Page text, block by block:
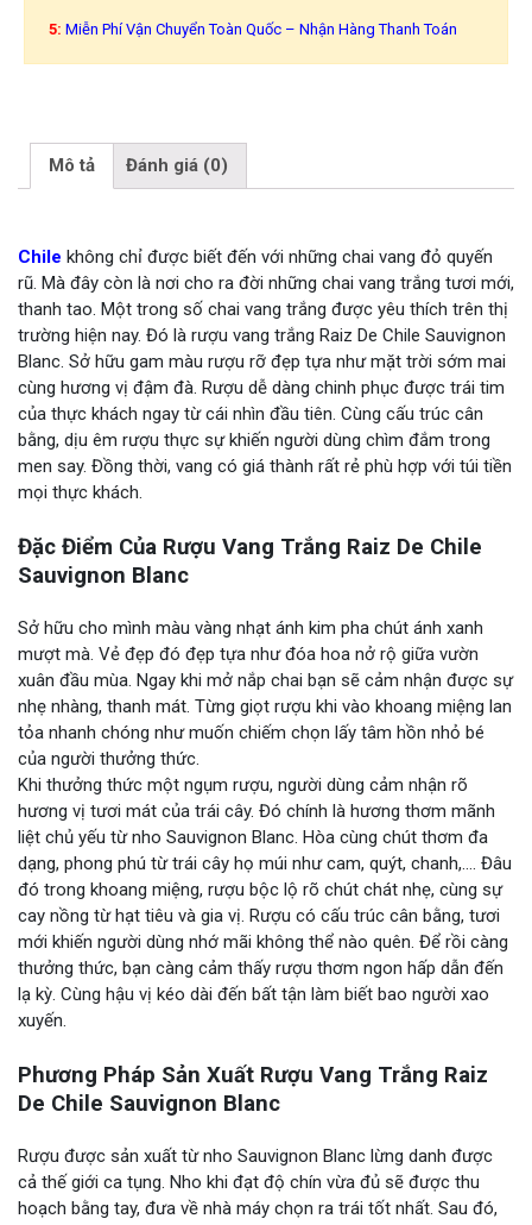
5: Miễn Phí Vận Chuyển Toàn Quốc – Nhận Hàng Thanh Toán
Mô tả Đánh giá (0)
Chile không chỉ được biết đến với những chai vang đỏ quyến
rũ. Mà đây còn là nơi cho ra đời những chai vang trắng tươi mới,
thanh tao. Một trong số chai vang trắng được yêu thích trên thị
trường hiện nay. Đó là rượu vang trắng Raiz De Chile Sauvignon
Blanc. Sở hữu gam màu rượu rỡ đẹp tựa như mặt trời sớm mai
cùng hương vị đậm đà. Rượu dễ dàng chinh phục được trái tim
của thực khách ngay từ cái nhìn đầu tiên. Cùng cấu trúc cân
bằng, dịu êm rượu thực sự khiến người dùng chìm đắm trong
men say. Đồng thời, vang có giá thành rất rẻ phù hợp với túi tiền
mọi thực khách.
Đặc Điểm Của Rượu Vang Trắng Raiz De Chile
Sauvignon Blanc
Sở hữu cho mình màu vàng nhạt ánh kim pha chút ánh xanh
mượt mà. Vẻ đẹp đó đẹp tựa như đóa hoa nở rộ giữa vườn
xuân đầu mùa. Ngay khi mở nắp chai bạn sẽ cảm nhận được sự
nhẹ nhàng, thanh mát. Từng giọt rượu khi vào khoang miệng lan
tỏa nhanh chóng như muốn chiếm chọn lấy tâm hồn nhỏ bé
của người thưởng thức.
Khi thưởng thức một ngụm rượu, người dùng cảm nhận rõ
hương vị tươi mát của trái cây. Đó chính là hương thơm mãnh
liệt chủ yếu từ nho Sauvignon Blanc. Hòa cùng chút thơm đa
dạng, phong phú từ trái cây họ múi như cam, quýt, chanh,…. Đâu
đó trong khoang miệng, rượu bộc lộ rõ chút chát nhẹ, cùng sự
cay nồng từ hạt tiêu và gia vị. Rượu có cấu trúc cân bằng, tươi
mới khiến người dùng nhớ mãi không thể nào quên. Để rồi càng
thưởng thức, bạn càng cảm thấy rượu thơm ngon hấp dẫn đến
lạ kỳ. Cùng hậu vị kéo dài đến bất tận làm biết bao người xao
xuyến.
Phương Pháp Sản Xuất Rượu Vang Trắng Raiz
De Chile Sauvignon Blanc
Rượu được sản xuất từ nho Sauvignon Blanc lừng danh được
cả thế giới ca tụng. Nho khi đạt độ chín vừa đủ sẽ được thu
hoạch bằng tay, đưa về nhà máy chọn ra trái tốt nhất. Sau đó,